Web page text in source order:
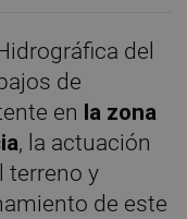
del
de
en la zona
, la actuación
terreno y
de este